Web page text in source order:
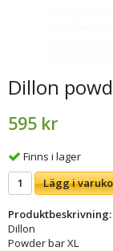
Dillon
595 kr
Finns i lager
Lägg i
Produktbeskrivning:
Dillon
Powder bar XL